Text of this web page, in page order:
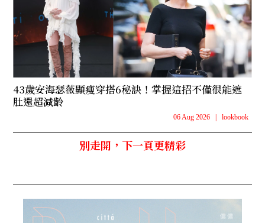
43歲安海瑟薇顯瘦穿搭6秘訣！掌握這招不僅很能遮
肚還超減齡
06 Aug 2026 | lookbook
別走開，下一頁更精彩